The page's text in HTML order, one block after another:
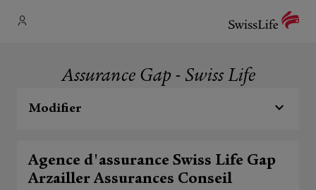
Assurance Gap - Swiss Life
Modifier
Agence d'assurance Swiss Life Gap
Arzailler Assurances Conseil